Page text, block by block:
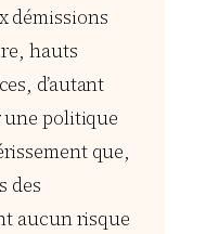
démissions
hauts
d’autant
une politique
que,
des
aucun risque